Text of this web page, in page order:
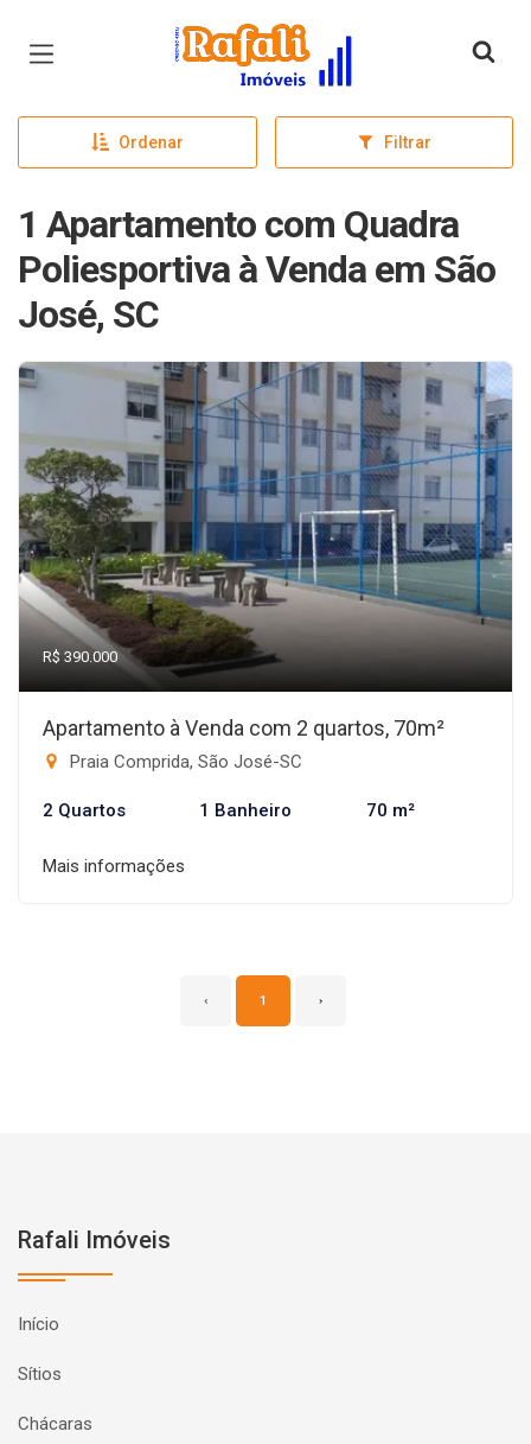
Página inicial
Ordenar Filtrar
1 Apartamento com Quadra
Poliesportiva à Venda em São
José, SC
R$ 390.000
Apartamento à Venda com 2 quartos, 70m²
Praia Comprida, São José-SC
2 Quartos 1 Banheiro 70 m²
Mais informações
‹ 1 ›
Rafali Imóveis
Início
Sítios
Chácaras